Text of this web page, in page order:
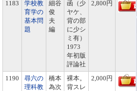
1183
学校教
育学の
基本問
題
細谷
俊
夫
編
函（少
ヤケ、
背の部
に少シ
ミ有）
1973
年初版
評論社
2,800円
1190
尋六の
理科教
橋本
為次
裸本。
背スレ
2,000円